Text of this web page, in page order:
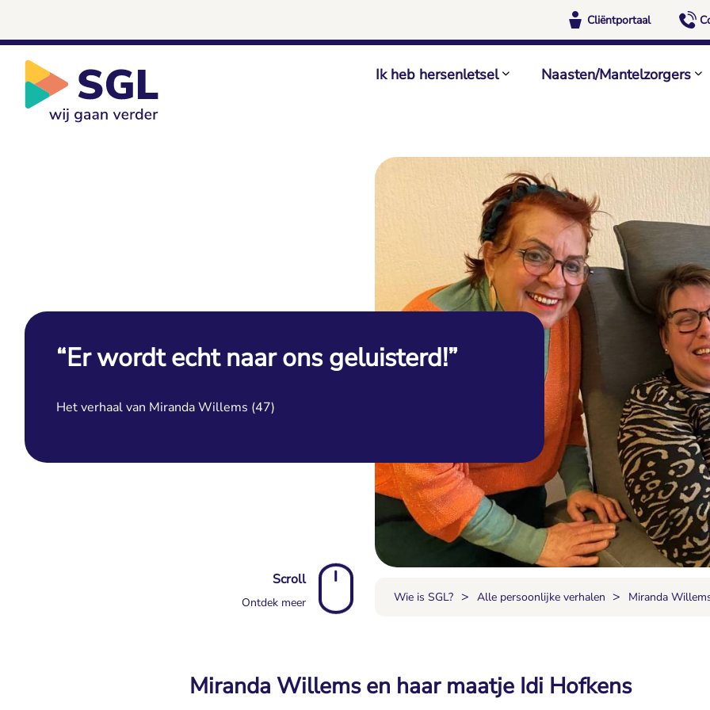
Cliëntportaal
Ik heb hersenletsel Naasten/Mantelzorgers
Scroll
Ontdek meer
“Er wordt echt naar ons geluisterd!”
Het verhaal van Miranda Willems (47)
Wie is SGL? > Alle persoonlijke verhalen > Miranda
Miranda Willems en haar maatje Idi Hofkens